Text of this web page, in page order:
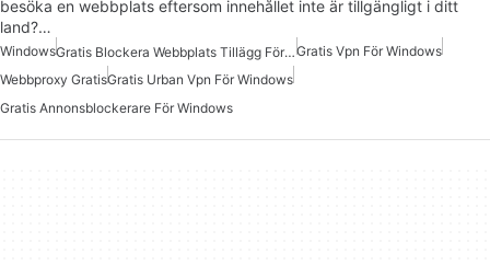
besöka en webbplats eftersom innehållet inte är tillgängligt i ditt
land?…
Windows Gratis Blockera Webbplats Tillägg För WindowsGratis Vpn För Windows
Webbproxy GratisGratis Urban Vpn För Windows
Gratis Annonsblockerare För Windows